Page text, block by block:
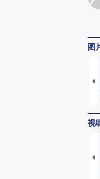
图
视